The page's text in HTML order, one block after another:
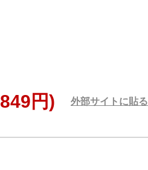
円) 外部サイトに貼る